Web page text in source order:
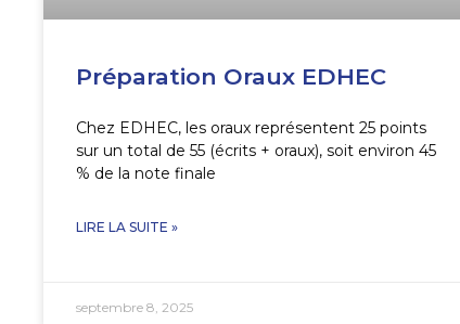
Préparation Oraux EDHEC
Chez EDHEC, les oraux représentent 25 points
sur un total de 55 (écrits + oraux), soit environ 45
% de la note finale
LIRE LA SUITE »
septembre 8, 2025